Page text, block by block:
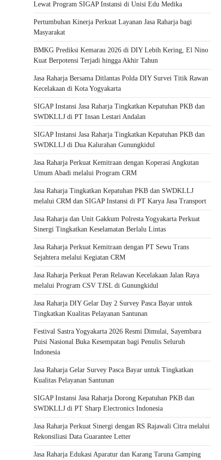
Lewat Program SIGAP Instansi di Unisi Edu Medika
Pertumbuhan Kinerja Perkuat Layanan Jasa Raharja bagi
Masyarakat
BMKG Prediksi Kemarau 2026 di DIY Lebih Kering, El Nino
Kuat Berpotensi Terjadi hingga Akhir Tahun
Jasa Raharja Bersama Ditlantas Polda DIY Survei Titik Rawan
Kecelakaan di Kota Yogyakarta
SIGAP Instansi Jasa Raharja Tingkatkan Kepatuhan PKB dan
SWDKLLJ di PT Insan Lestari Andalan
SIGAP Instansi Jasa Raharja Tingkatkan Kepatuhan PKB dan
SWDKLLJ di Dua Kalurahan Gunungkidul
Jasa Raharja Perkuat Kemitraan dengan Koperasi Angkutan
Umum Abadi melalui Program CRM
Jasa Raharja Tingkatkan Kepatuhan PKB dan SWDKLLJ
melalui CRM dan SIGAP Instansi di PT Karya Jasa Transport
Jasa Raharja dan Unit Gakkum Polresta Yogyakarta Perkuat
Sinergi Tingkatkan Keselamatan Berlalu Lintas
Jasa Raharja Perkuat Kemitraan dengan PT Sewu Trans
Sejahtera melalui Kegiatan CRM
Jasa Raharja Perkuat Peran Relawan Kecelakaan Jalan Raya
melalui Program CSV TJSL di Gunungkidul
Jasa Raharja DIY Gelar Day 2 Survey Pasca Bayar untuk
Tingkatkan Kualitas Pelayanan Santunan
Festival Sastra Yogyakarta 2026 Resmi Dimulai, Sayembara
Puisi Nasional Buka Kesempatan bagi Penulis Seluruh
Indonesia
Jasa Raharja Gelar Survey Pasca Bayar untuk Tingkatkan
Kualitas Pelayanan Santunan
SIGAP Instansi Jasa Raharja Dorong Kepatuhan PKB dan
SWDKLLJ di PT Sharp Electronics Indonesia
Jasa Raharja Perkuat Sinergi dengan RS Rajawali Citra melalui
Rekonsiliasi Data Guarantee Letter
Jasa Raharja Edukasi Aparatur dan Karang Taruna Gamping